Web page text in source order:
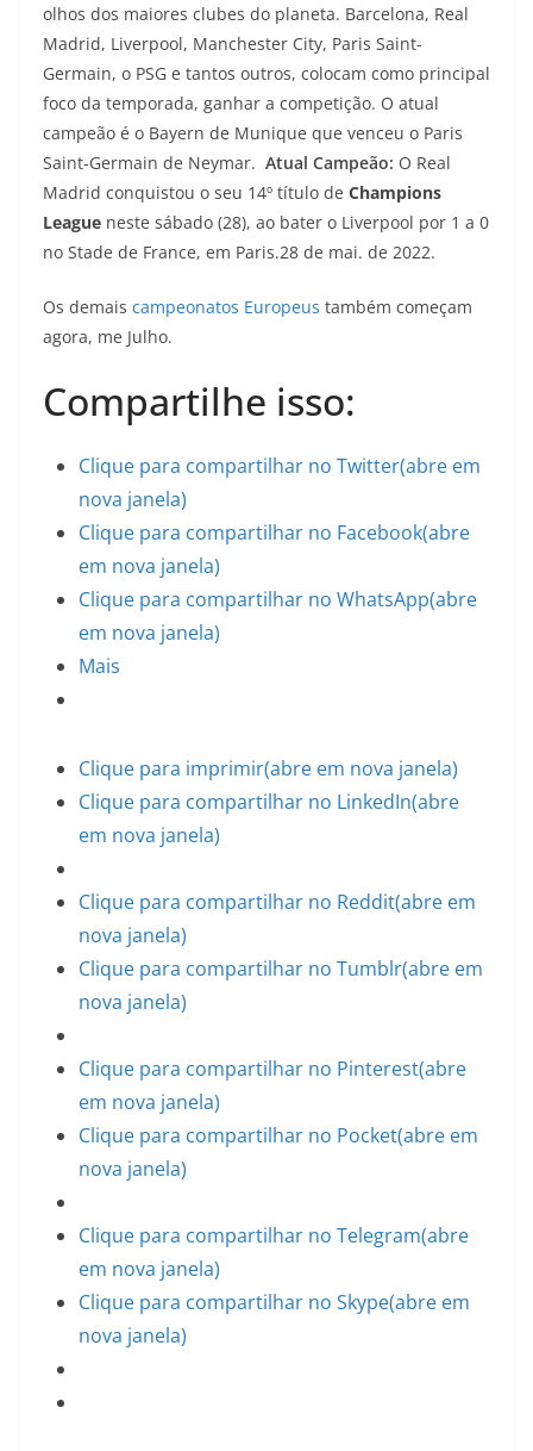
olhos dos maiores clubes do planeta. Barcelona, Real
Madrid, Liverpool, Manchester City, Paris Saint-
Germain, o PSG e tantos outros, colocam como principal
foco da temporada, ganhar a competição. O atual
campeão é o Bayern de Munique que venceu o Paris
Saint-Germain de Neymar. Atual Campeão: O Real
Madrid conquistou o seu 14º título de Champions
League neste sábado (28), ao bater o Liverpool por 1 a 0
no Stade de France, em Paris.28 de mai. de 2022.
Os demais campeonatos Europeus também começam
agora, me Julho.
Compartilhe isso:
Clique para compartilhar no Twitter(abre em
nova janela)
Clique para compartilhar no Facebook(abre
em nova janela)
Clique para compartilhar no WhatsApp(abre
em nova janela)
Mais
Clique para imprimir(abre em nova janela)
Clique para compartilhar no LinkedIn(abre
em nova janela)
Clique para compartilhar no Reddit(abre em
nova janela)
Clique para compartilhar no Tumblr(abre em
nova janela)
Clique para compartilhar no Pinterest(abre
em nova janela)
Clique para compartilhar no Pocket(abre em
nova janela)
Clique para compartilhar no Telegram(abre
em nova janela)
Clique para compartilhar no Skype(abre em
nova janela)